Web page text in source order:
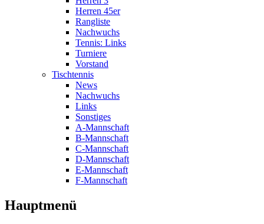
Herren 45er
Rangliste
Nachwuchs
Tennis: Links
Turniere
Vorstand
Tischtennis
News
Nachwuchs
Links
Sonstiges
A-Mannschaft
B-Mannschaft
C-Mannschaft
D-Mannschaft
E-Mannschaft
F-Mannschaft
Hauptmenü